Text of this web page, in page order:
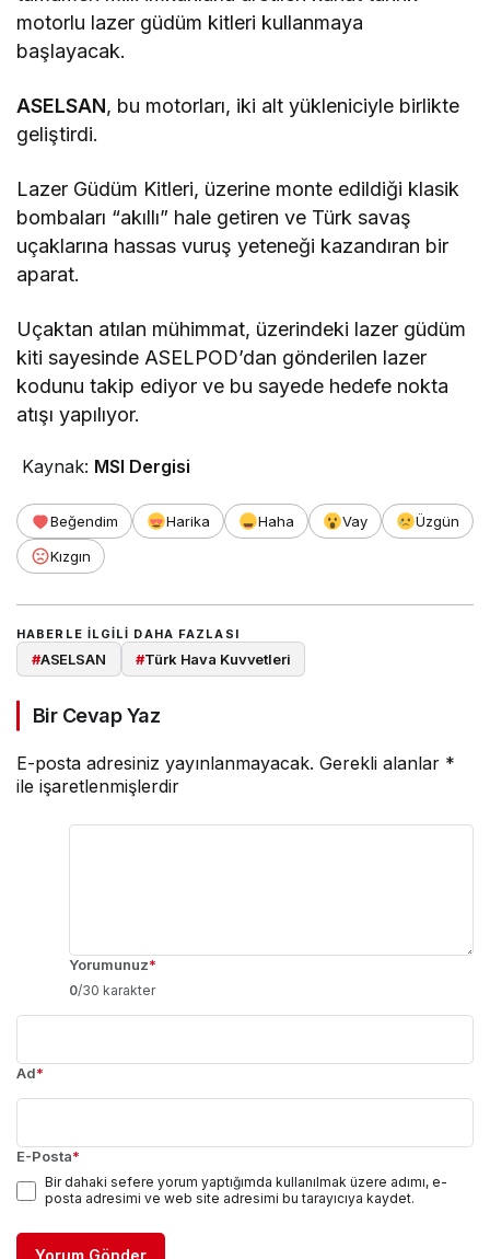
motorlu lazer güdüm kitleri kullanmaya
başlayacak.
ASELSAN, bu motorları, iki alt yükleniciyle birlikte
geliştirdi.
Lazer Güdüm Kitleri, üzerine monte edildiği klasik
bombaları “akıllı” hale getiren ve Türk savaş
uçaklarına hassas vuruş yeteneği kazandıran bir
aparat.
Uçaktan atılan mühimmat, üzerindeki lazer güdüm
kiti sayesinde ASELPOD’dan gönderilen lazer
kodunu takip ediyor ve bu sayede hedefe nokta
atışı yapılıyor.
Kaynak: MSI Dergisi
Beğendim Harika Haha Vay
Üzgün
Kızgın
HABERLE ILGILI DAHA FAZLASI
#ASELSAN #Türk Hava Kuvvetleri
Bir Cevap Yaz
E-posta adresiniz yayınlanmayacak. Gerekli alanlar *
ile işaretlenmişlerdir
Yorumunuz*
0/30 karakter
Ad*
E-Posta*
Bir dahaki sefere yorum yaptığımda kullanılmak üzere adımı, e-
posta adresimi ve web site adresimi bu tarayıcıya kaydet.
Yorum Gönder